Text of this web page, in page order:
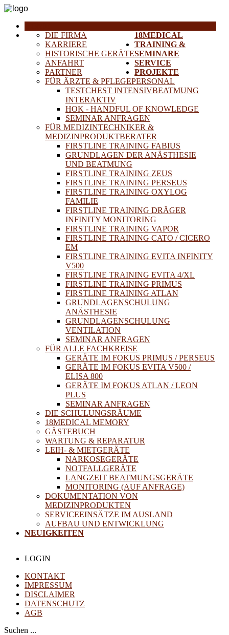
18MEDICAL
DIE FIRMA
KARRIERE
HISTORISCHE GERÄTE
ANFAHRT
PARTNER
TRAINING &
SEMINARE
FÜR ÄRZTE & PFLEGEPERSONAL
TESTCHEST INTENSIVBEATMUNG
INTERAKTIV
HOK - HANDFUL OF KNOWLEDGE
SEMINAR ANFRAGEN
FÜR MEDIZINTECHNIKER &
MEDIZINPRODUKTBERATER
FIRSTLINE TRAINING FABIUS
GRUNDLAGEN DER ANÄSTHESIE
UND BEATMUNG
FIRSTLINE TRAINING ZEUS
FIRSTLINE TRAINING PERSEUS
FIRSTLINE TRAINING OXYLOG
FAMILIE
FIRSTLINE TRAINING DRÄGER
INFINITY MONITORING
FIRSTLINE TRAINING VAPOR
FIRSTLINE TRAINING CATO / CICERO
EM
FIRSTLINE TRAINING EVITA INFINITY
V500
FIRSTLINE TRAINING EVITA 4/XL
FIRSTLINE TRAINING PRIMUS
FIRSTLINE TRAINING ATLAN
GRUNDLAGENSCHULUNG
ANÄSTHESIE
GRUNDLAGENSCHULUNG
VENTILATION
SEMINAR ANFRAGEN
FÜR ALLE FACHKREISE
GERÄTE IM FOKUS PRIMUS / PERSEUS
GERÄTE IM FOKUS EVITA V500 /
ELISA 800
GERÄTE IM FOKUS ATLAN / LEON
PLUS
SEMINAR ANFRAGEN
DIE SCHULUNGSRÄUME
18MEDICAL MEMORY
GÄSTEBUCH
SERVICE
WARTUNG & REPARATUR
LEIH- & MIETGERÄTE
NARKOSEGERÄTE
NOTFALLGERÄTE
LANGZEIT BEATMUNGSGERÄTE
MONITORING (AUF ANFRAGE)
DOKUMENTATION VON
MEDIZINPRODUKTEN
PROJEKTE
SERVICEEINSÄTZE IM AUSLAND
AUFBAU UND ENTWICKLUNG
NEUIGKEITEN
LOGIN
KONTAKT
IMPRESSUM
DISCLAIMER
DATENSCHUTZ
AGB
Suchen ...